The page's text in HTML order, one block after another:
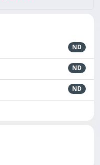
ND
ND
ND